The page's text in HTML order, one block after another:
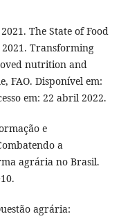
The State of Food
Transforming
nutrition and
FAO. Disponível em:
em: 22 abril 2022.
e
a
agrária no Brasil.
agrária: